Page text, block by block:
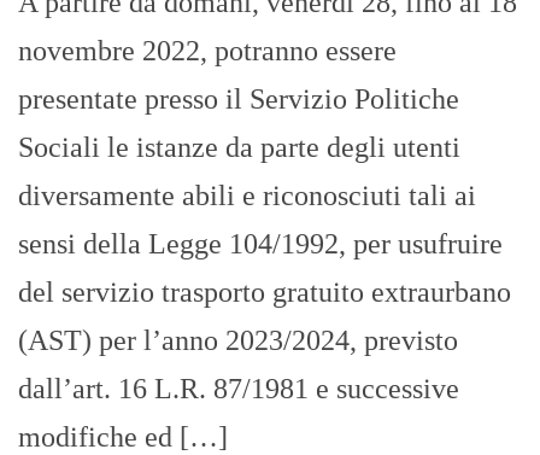
novembre 2022, potranno essere
presentate presso il Servizio Politiche
Sociali le istanze da parte degli utenti
diversamente abili e riconosciuti tali ai
sensi della Legge 104/1992, per usufruire
del servizio trasporto gratuito extraurbano
(AST) per l’anno 2023/2024, previsto
dall’art. 16 L.R. 87/1981 e successive
modifiche ed […]